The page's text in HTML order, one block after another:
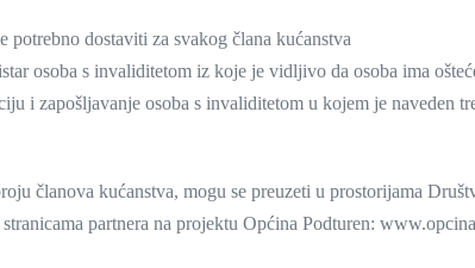
dostaviti za svakog člana kućanstva
osoba s invaliditetom iz koje je vidljivo da osoba ima
i zapošljavanje osoba s invaliditetom u kojem je naveden
članova kućanstva, mogu se preuzeti u prostorijama
partnera na projektu Općina Podturen: